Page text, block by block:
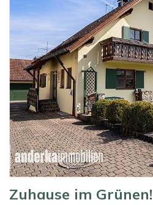
Zuhause im Grünen!